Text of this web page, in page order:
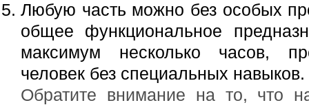
Любую часть можно без особых
общее функциональное
максимум несколько часов,
человек без специальных навыков.
Обратите внимание на то, что